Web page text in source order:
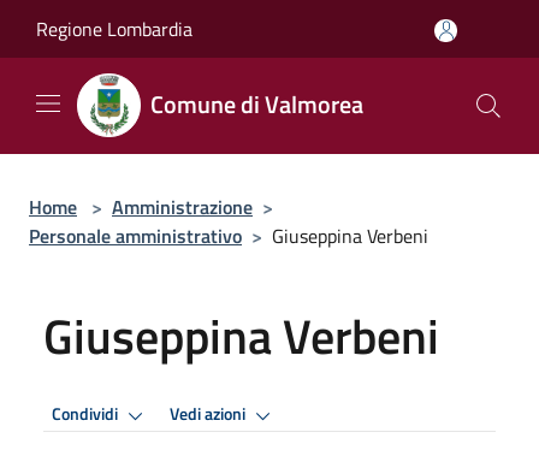
Regione Lombardia
Comune di Valmorea
Home > Amministrazione >
Personale amministrativo > Giuseppina Verbeni
Giuseppina Verbeni
Condividi Vedi azioni